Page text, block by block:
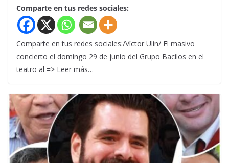
Comparte en tus redes sociales:
Comparte en tus redes sociales:/Víctor Ulín/ El masivo
concierto el domingo 29 de junio del Grupo Bacilos en el
teatro al => Leer más…